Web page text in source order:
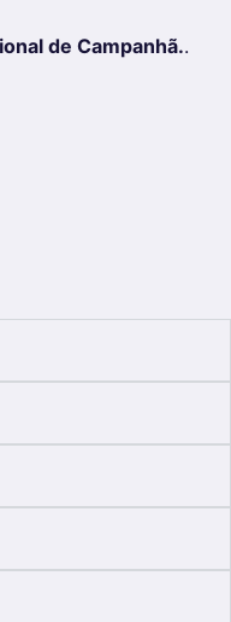
de Campanhã..